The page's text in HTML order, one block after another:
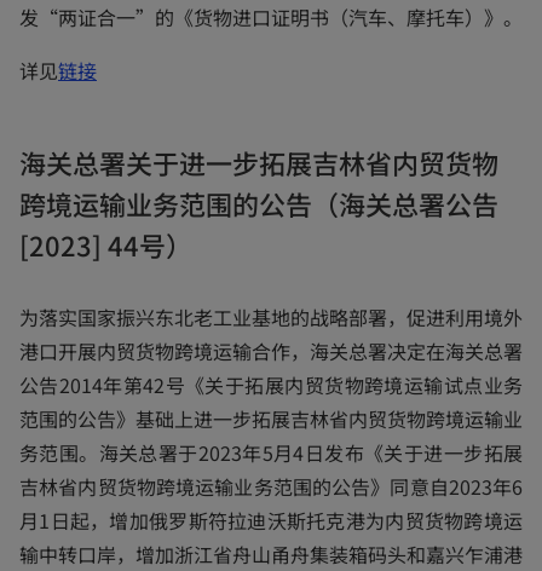
发“两证合一”的《货物进口证明书（汽车、摩托车）》。
详见链接o
n
s
i
a
n
e
w
t
a
海关总署关于进一步拓展吉林省内贸货物
跨境运输业务范围的公告（海关总署公告
[2023] 44号）
为落实国家振兴东北老工业基地的战略部署，促进利用境外
港口开展内贸货物跨境运输合作，海关总署决定在海关总署
公告2014年第42号《关于拓展内贸货物跨境运输试点业务
范围的公告》基础上进一步拓展吉林省内贸货物跨境运输业
务范围。海关总署于2023年5月4日发布《关于进一步拓展
吉林省内贸货物跨境运输业务范围的公告》同意自2023年6
月1日起，增加俄罗斯符拉迪沃斯托克港为内贸货物跨境运
输中转口岸，增加浙江省舟山甬舟集装箱码头和嘉兴乍浦港